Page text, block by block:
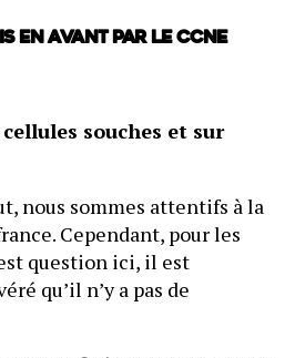
en avant par le CCNE
souches et sur
nous sommes attentifs à la
Cependant, pour les
question ici, il est
qu’il n’y a pas de